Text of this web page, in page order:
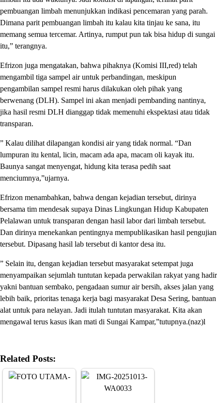
pembuangan limbah menunjukkan indikasi pencemaran yang parah.
Dimana parit pembuangan limbah itu kalau kita tinjau ke sana, itu
memang semua tercemar. Artinya, rumput pun tak bisa hidup di sungai
itu,” terangnya.
Efrizon juga mengatakan, bahwa pihaknya (Komisi III,red) telah
mengambil tiga sampel air untuk perbandingan, meskipun
pengambilan sampel resmi harus dilakukan oleh pihak yang
berwenang (DLH). Sampel ini akan menjadi pembanding nantinya,
jika hasil resmi DLH dianggap tidak memenuhi ekspektasi atau tidak
transparan.
” Kalau dilihat dilapangan kondisi air yang tidak normal. “Dan
lumpuran itu kental, licin, macam ada apa, macam oli kayak itu.
Baunya sangat menyengat, hidung kita terasa pedih saat
menciumnya,”ujarnya.
Efrizon menambahkan, bahwa dengan kejadian tersebut, dirinya
bersama tim mendesak supaya Dinas Lingkungan Hidup Kabupaten
Pelalawan untuk transparan dengan hasil labor dari limbah tersebut.
Dan dirinya menekankan pentingnya mempublikasikan hasil pengujian
tersebut. Dipasang hasil lab tersebut di kantor desa itu.
” Selain itu, dengan kejadian tersebut masyarakat setempat juga
menyampaikan sejumlah tuntutan kepada perwakilan rakyat yang hadir
yakni bantuan sembako, pengadaan sumur air bersih, akses jalan yang
lebih baik, prioritas tenaga kerja bagi masyarakat Desa Sering, bantuan
alat untuk para nelayan. Jadi itulah tuntutan masyarakat. Kita akan
mengawal terus kasus ikan mati di Sungai Kampar,”tutupnya.(naz)l
Related Posts: